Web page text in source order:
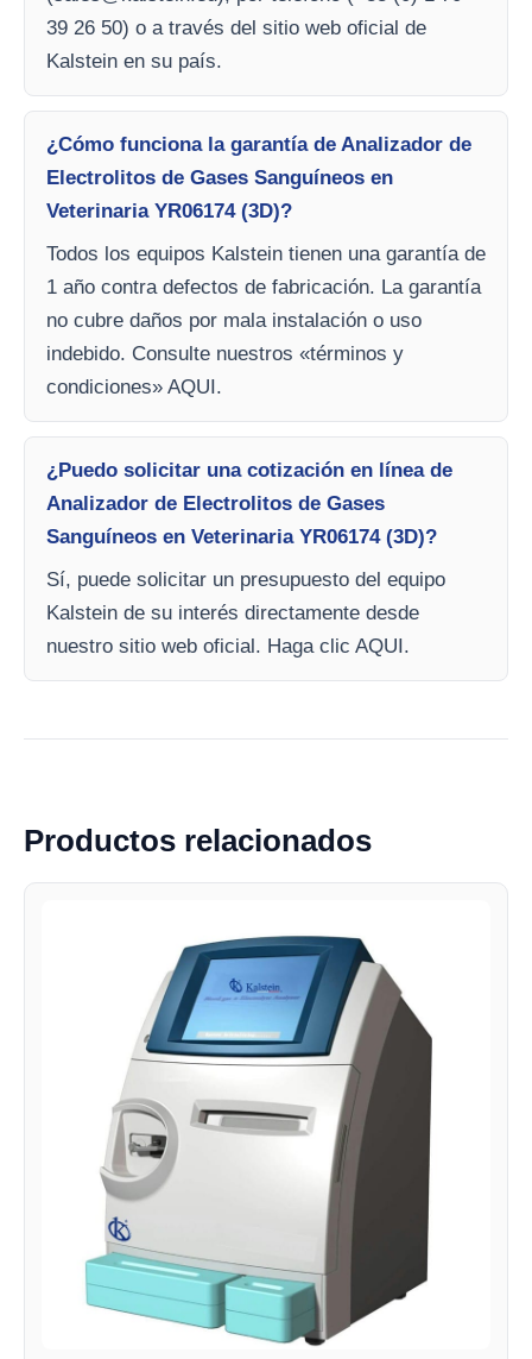
39 26 50) o a través del sitio web oficial de
Kalstein en su país.
¿Cómo funciona la garantía de Analizador de
Electrolitos de Gases Sanguíneos en
Veterinaria YR06174 (3D)?
Todos los equipos Kalstein tienen una garantía de
1 año contra defectos de fabricación. La garantía
no cubre daños por mala instalación o uso
indebido. Consulte nuestros «términos y
condiciones» AQUI.
¿Puedo solicitar una cotización en línea de
Analizador de Electrolitos de Gases
Sanguíneos en Veterinaria YR06174 (3D)?
Sí, puede solicitar un presupuesto del equipo
Kalstein de su interés directamente desde
nuestro sitio web oficial. Haga clic AQUI.
Productos relacionados